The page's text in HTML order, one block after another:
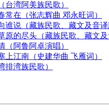
台湾阿美族民歌）
常在（张志辉曲 邓永旺词）
谁说（藏族民歌、藏文及音译
原的尽头（藏族民歌、藏文
（阿鲁阿卓演唱）
江南（史建华曲 飞雁词）
排湾族民歌）